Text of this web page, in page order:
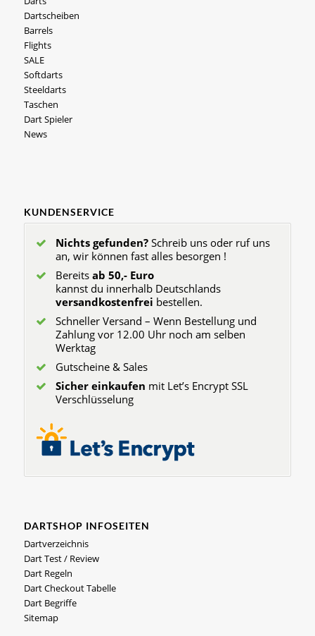
Dartscheiben
Barrels
Flights
SALE
Softdarts
Steeldarts
Taschen
Dart Spieler
News
KUNDENSERVICE
Nichts gefunden?Schreib uns oder ruf uns
an, wir können fast alles besorgen !
Bereits ab 50,- Euro
kannst du innerhalb Deutschlands
versandkostenfrei bestellen.
Schneller Versand – Wenn Bestellung und
Zahlung vor 12.00 Uhr noch am selben
Werktag
Gutscheine & Sales
Sicher einkaufen mit Let’s Encrypt SSL
Verschlüsselung
DARTSHOP INFOSEITEN
Dartverzeichnis
Dart Test / Review
Dart Regeln
Dart Checkout Tabelle
Dart Begriffe
Sitemap